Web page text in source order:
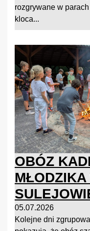
rozgrywane w
kloca...
OBÓZ
MŁODZIKA
05.07.2026
Kolejne dni